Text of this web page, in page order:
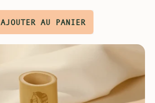
AJOUTER AU PANIER
préparation
à
bec